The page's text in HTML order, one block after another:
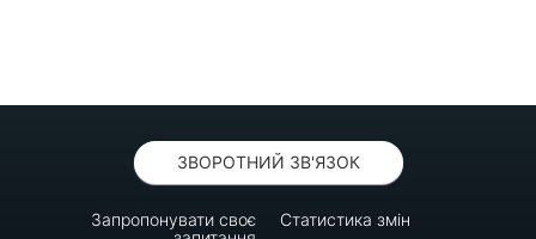
ЗВОРОТНИЙ ЗВ'ЯЗОК
Запропонувати своє
Статистика змін